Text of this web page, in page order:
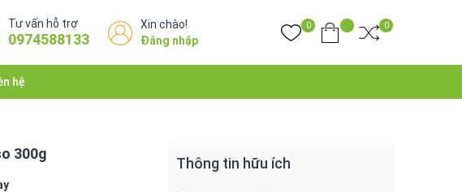
Tư vấn hỗ trợ
0974588133
Xin chào!
Đăng nhập
0 0
hệ
300g
Thông tin hữu ích